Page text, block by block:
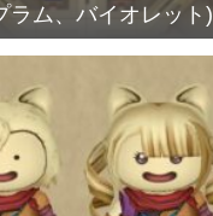
ラム、バイオレット)